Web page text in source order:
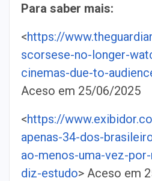
Para saber mais:
<https://
scorsese-no-longer-
cinemas-due-to-
Aceso em 25/06/2025
<https://
apenas-34-dos-
ao-menos-uma-vez-
diz-estudo> Aceso em